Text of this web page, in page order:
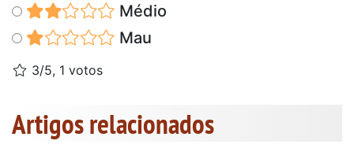
Médio
Mau
3/5, 1 votos
Artigos relacionados